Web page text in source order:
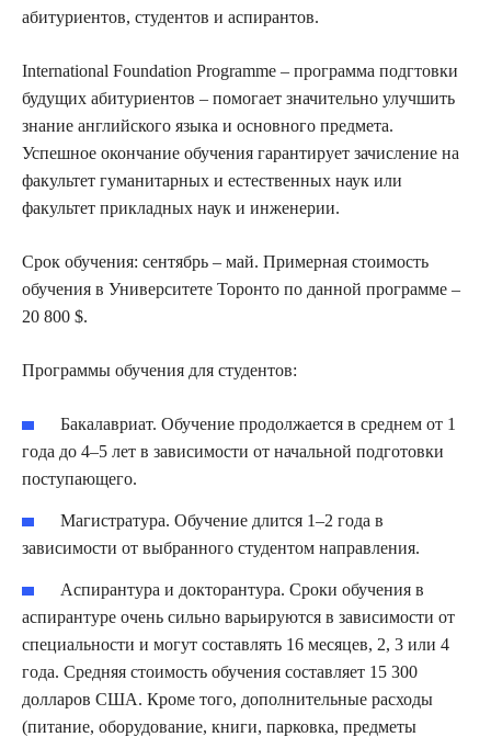
абитуриентов, студентов и аспирантов.
International Foundation Рrogramme – программа подгтовки
будущих абитуриентов – помогает значительно улучшить
знание английского языка и основного предмета.
Успешное окончание обучения гарантирует зачисление на
факультет гуманитарных и естественных наук или
факультет прикладных наук и инженерии.
Срок обучения: сентябрь – май. Примерная стоимость
обучения в Университете Торонто по данной программе –
20 800 $.
Программы обучения для студентов:
Бакалавриат. Обучение продолжается в среднем от 1
года до 4–5 лет в зависимости от начальной подготовки
поступающего.
Магистратура. Обучение длится 1–2 года в
зависимости от выбранного студентом направления.
Аспирантура и докторантура. Сроки обучения в
аспирантуре очень сильно варьируются в зависимости от
специальности и могут составлять 16 месяцев, 2, 3 или 4
года. Средняя стоимость обучения составляет 15 300
долларов США. Кроме того, дополнительные расходы
(питание, оборудование, книги, парковка, предметы